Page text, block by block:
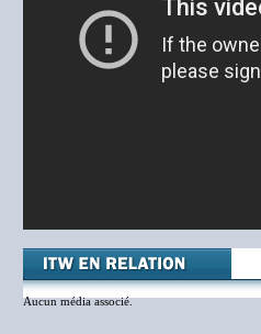
Aucun média associé.